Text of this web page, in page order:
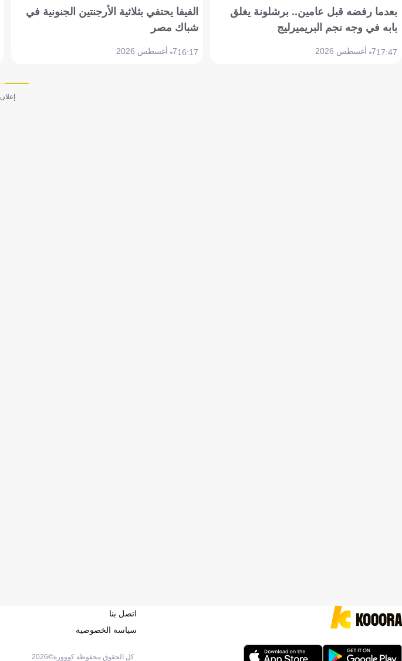
بعدما رفضه قبل عامين.. برشلونة يغلق
بابه في وجه نجم البريميرليج
17:477 أغسطس 2026
الفيفا يحتفي بثلاثية الأرجنتين الجنونية في
شباك مصر
16:177 أغسطس 2026
إعلان
كل الحقوق محفوظة كووورة©2026
اتصل بنا
سياسة الخصوصية